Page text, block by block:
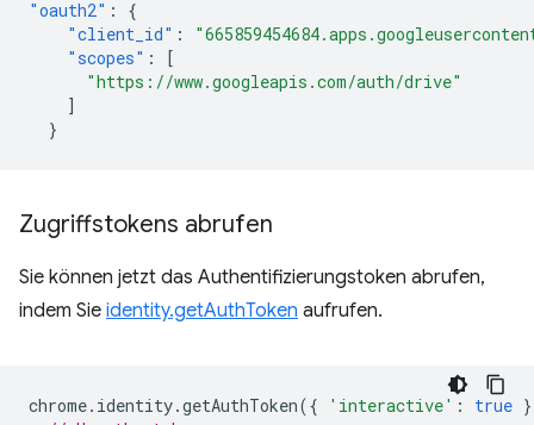
"oauth2" :
{
"client_id" :
"scopes" :
[
"https://www.googleapis.com/auth/drive"
]
}
Zugriffstokens abrufen
Sie können jetzt das Authentifizierungstoken abrufen,
indem Sie identity.getAuthToken aufrufen.
chrome. identity.getAuthToken({ 'interactive' : true